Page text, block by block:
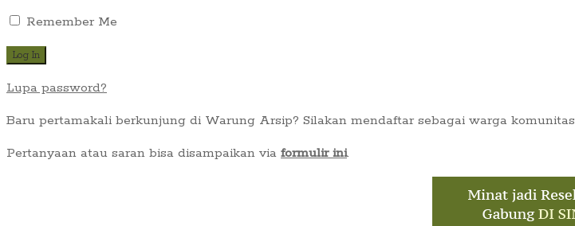
Remember Me
Lupa password?
Baru pertamakali berkunjung di Warung Arsip? Silakan mendaftar sebagai warga komunitas
Pertanyaan atau saran bisa disampaikan via formulir ini.